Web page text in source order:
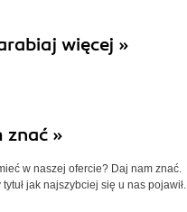
więcej »
znać »
w naszej ofercie? Daj nam znać.
jak najszybciej się u nas pojawił.